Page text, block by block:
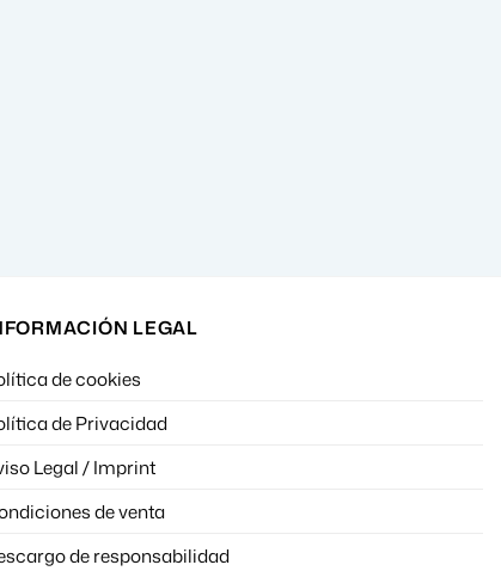
LEGAL
de cookies
de Privacidad
Legal / Imprint
de venta
de responsabilidad